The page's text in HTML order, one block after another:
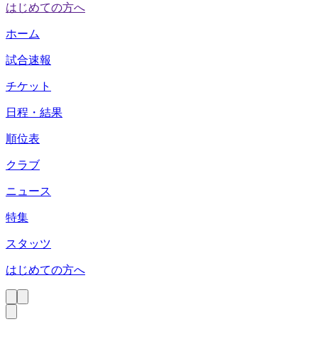
はじめての方へ
ホーム
試合速報
チケット
日程・結果
順位表
クラブ
ニュース
特集
スタッツ
はじめての方へ